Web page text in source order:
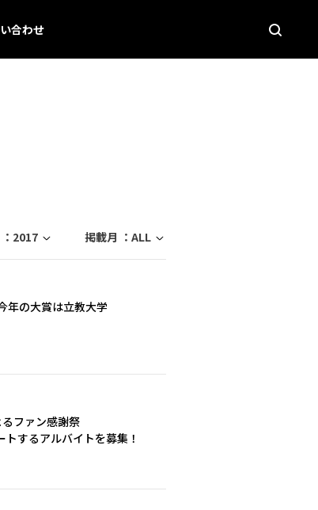
合わせ
2017 掲載月 ： ALL
年の大賞は立教大学
ファン感謝祭
トするアルバイトを募集！